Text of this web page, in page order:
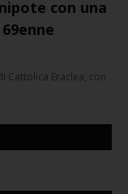
con una
Cattolica Eraclea, con